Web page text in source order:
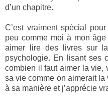
d’un chapitre.
C’est vraiment spécial
peu comme moi à mon
aimer lire des livres sur
psychologie. En lisant ses
combien il faut aimer la vie,
sa vie comme on aimerait
à sa manière et j’apprécie